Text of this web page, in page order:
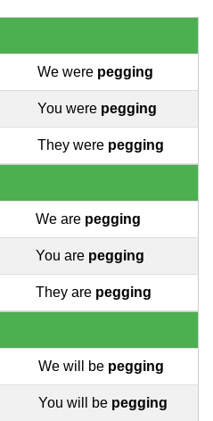
We were pegging
You were pegging
They were pegging
We are pegging
You are pegging
They are pegging
We will be pegging
You will be pegging